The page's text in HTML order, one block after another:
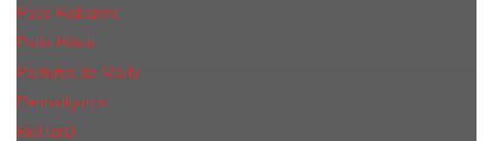
Paco Rabanne
Paris Hilton
Parfums de Marly
Penhaligon​'s
RicHarD